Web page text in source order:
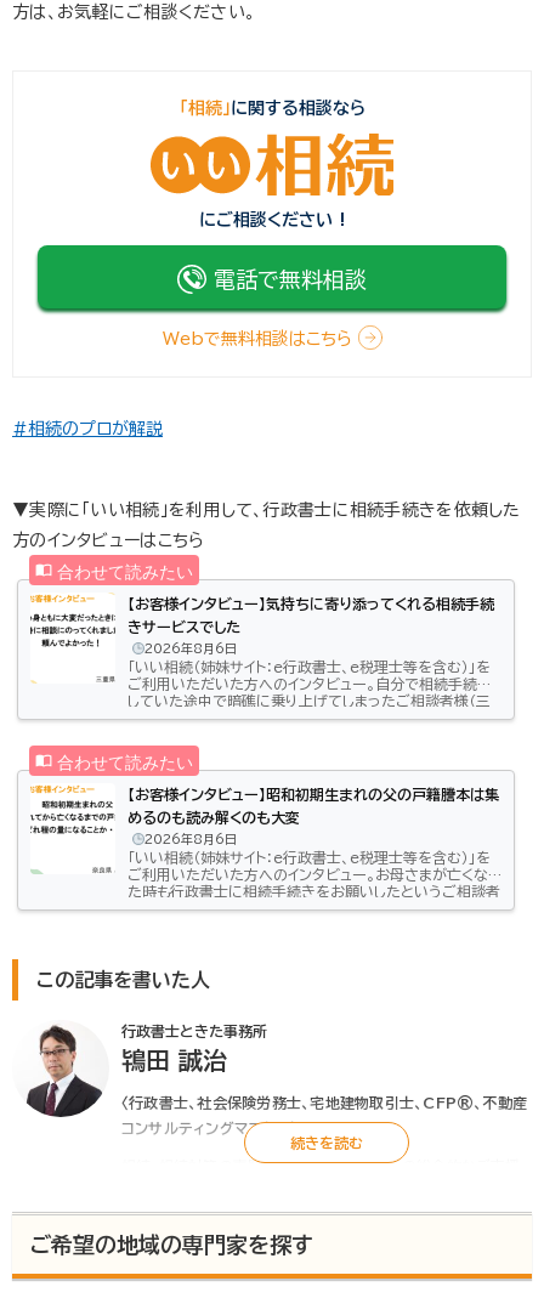
方は、お気軽にご相談ください。
「相続」に関する相談なら
にご相談ください !
電話で無料相談
Webで無料相談はこちら
#相続のプロが解説
▼実際に「いい相続」を利用して、行政書士に相続手続きを依頼した
方のインタビューはこちら
【お客様インタビュー】気持ちに寄り添ってくれる相続手続
きサービスでした
2026年8月6日
「いい相続（姉妹サイト：e行政書士、e税理士等を含む）」を
ご利用いただいた方へのインタビュー。自分で相続手続き
していた途中で暗礁に乗り上げてしまったご相談者様（三
重県/40代女性）どのようにお悩みを解決したのかお話し
をしたがりませんでした。終活や遺言は、死ぬことを認めた
ことになってしまうからしたくなかったようで、そんな姿を
見ていた私たちも万一のときは「自分たちでなんとかすれ
ばいい」と腹をくくって夫を支えました。そして、2年の闘病
の末、今年4月に亡…
【お客様インタビュー】昭和初期生まれの父の戸籍謄本は集
めるのも読み解くのも大変
2026年8月6日
「いい相続（姉妹サイト：e行政書士、e税理士等を含む）」を
ご利用いただいた方へのインタビュー。お母さまが亡くなっ
た時も行政書士に相続手続きをお願いしたというご相談者
様（奈良県/50代男性）お父様の相続ではどのようなお悩
め、いったいどのくらいの量になることか・・・──相続につ
いてどのようなお悩みがあったのでしょうか。父が９１歳で
この記事を書いた人
行政書士ときた事務所
鴇田 誠治
〈行政書士、社会保険労務士、宅地建物取引士、CFP®、不動産
コンサルティングマスター〉
相続・相続対策の専門家として、相続手続きの総合的なご支援
え、アドバイスをさせていただきます。また、後見や財産管理、民
事（家族）信託などもお気軽にご相談ください。
ご希望の地域の専門家を探す